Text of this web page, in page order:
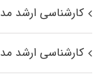
کارشناسی ارشد
کارشناسی ارشد